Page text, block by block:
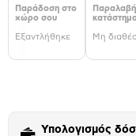
Παράδοση στο
χώρο σου
Εξαντλήθηκε Μη
Υπολογισμός